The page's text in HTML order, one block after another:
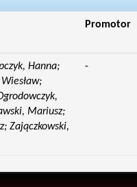
Promotor
Hanna;
Mariusz;
Zajączkowski,
-